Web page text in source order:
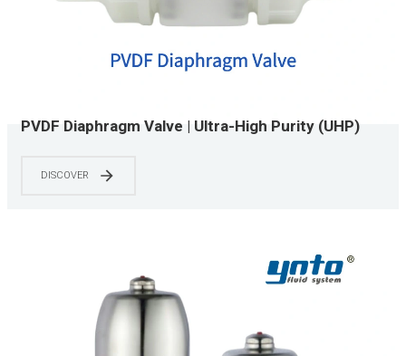
PVDF Diaphragm Valve | Ultra-High Purity (UHP)
Semiconductor Applications
DISCOVER